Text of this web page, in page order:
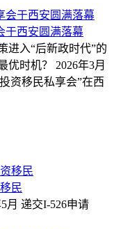
于西安圆满落幕
进入“后新政时代”的
优时机？ 2026年3月
资移民私享会”在西
民
月 递交I-526申请